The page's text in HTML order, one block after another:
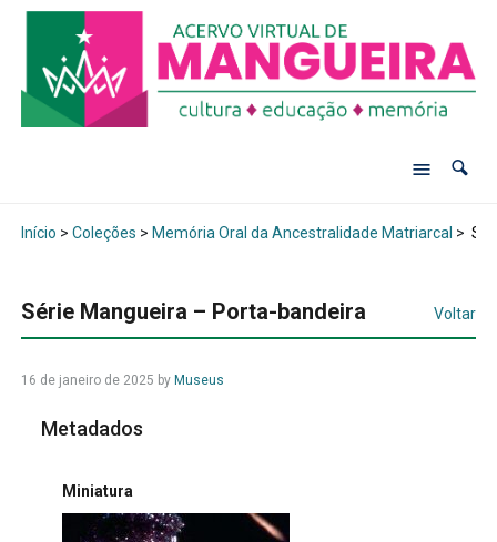
Início > Coleções > Memória Oral da Ancestralidade Matriarcal >
Série Mangueira – Porta-bandeira Voltar
16 de janeiro de 2025 by Museus
Metadados
Miniatura